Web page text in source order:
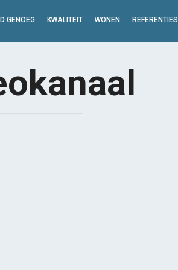
GENOEG KWALITEIT WONEN REFERENTIES